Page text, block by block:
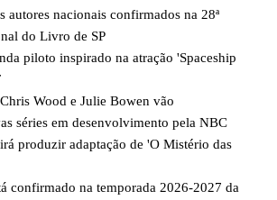
autores nacionais confirmados na 28ª
do Livro de SP
piloto inspirado na atração 'Spaceship
Wood e Julie Bowen vão
séries em desenvolvimento pela NBC
produzir adaptação de 'O Mistério das
confirmado na temporada 2026-2027 da